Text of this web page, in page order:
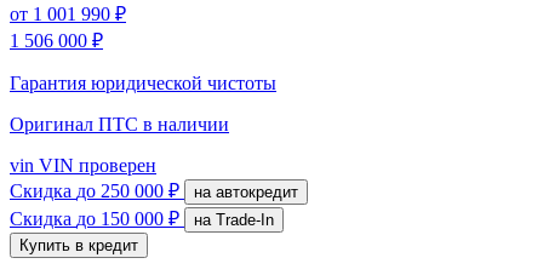
от 1 001 990 ₽
1 506 000 ₽
Гарантия юридической чистоты
Оригинал ПТС в наличии
vin VIN проверен
Скидка до 250 000 ₽ на автокредит
Скидка до 150 000 ₽
на Trade-In
Купить в кредит